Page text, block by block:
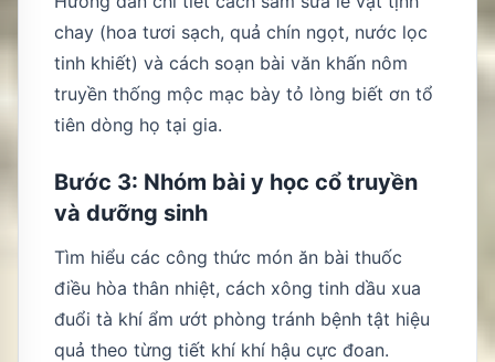
chay (hoa tươi sạch, quả chín ngọt, nước lọc
tinh khiết) và cách soạn bài văn khấn nôm
truyền thống mộc mạc bày tỏ lòng biết ơn tổ
tiên dòng họ tại gia.
Bước 3: Nhóm bài y học cổ truyền
và dưỡng sinh
Tìm hiểu các công thức món ăn bài thuốc
điều hòa thân nhiệt, cách xông tinh dầu xua
đuổi tà khí ẩm ướt phòng tránh bệnh tật hiệu
quả theo từng tiết khí khí hậu cực đoan.